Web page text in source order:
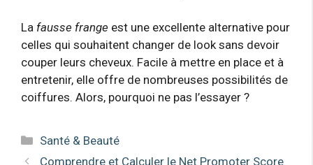
La fausse frange est une excellente alternative pour
celles qui souhaitent changer de look sans devoir
couper leurs cheveux. Facile à mettre en place et à
entretenir, elle offre de nombreuses possibilités de
coiffures. Alors, pourquoi ne pas l’essayer ?
Catégories
Santé & Beauté
Comprendre et Calculer le Net Promoter Score